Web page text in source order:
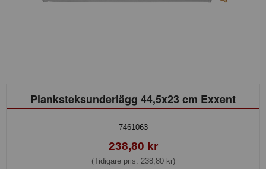
Planksteksunderlägg 44,5x23 cm Exxent
7461063
238,80 kr
(Tidigare pris: 238,80 kr)